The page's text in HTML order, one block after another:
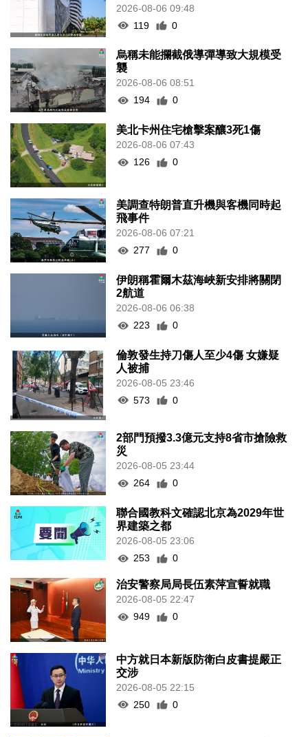
2026-08-06 09:48
119
0
烏稱未能攔截俄導彈導致大規模受
襲
2026-08-06 08:51
194
0
美北卡州住宅槍擊案釀3死1傷
2026-08-06 07:43
126
0
美調查特朗普直升機與客機同時起
飛事件
2026-08-06 07:21
277
0
伊朗稱霍爾木茲海峽新安排將關閉
2航道
2026-08-06 06:38
223
0
倫敦發生持刀傷人至少4傷 女嫌疑
人被捕
2026-08-05 23:46
573
0
2部門預撥3.3億元支持8省市搶險救
災
2026-08-05 23:44
264
0
聯合國教科文確認北京為2029年世
界建築之都
2026-08-05 23:06
253
0
治安警察局局長伍素萍宣誓就職
2026-08-05 22:47
949
0
中方就日本新版防衛白皮書提嚴正
交涉
2026-08-05 22:15
250
0